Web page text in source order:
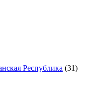
Республика (31)